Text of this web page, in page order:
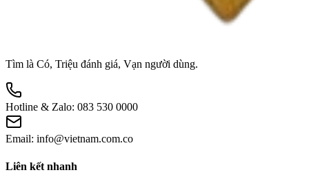
Tìm là Có, Triệu đánh giá, Vạn người dùng.
Hotline & Zalo: 083 530 0000
Email: info@vietnam.com.co
Liên kết nhanh